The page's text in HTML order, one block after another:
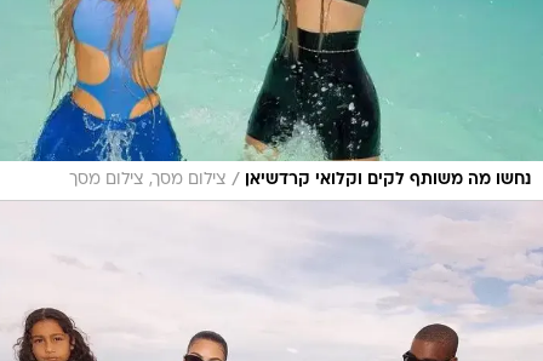
נחשו מה משותף לקים וקלואי קרדשיאן / צילום מסך, צילום מסך